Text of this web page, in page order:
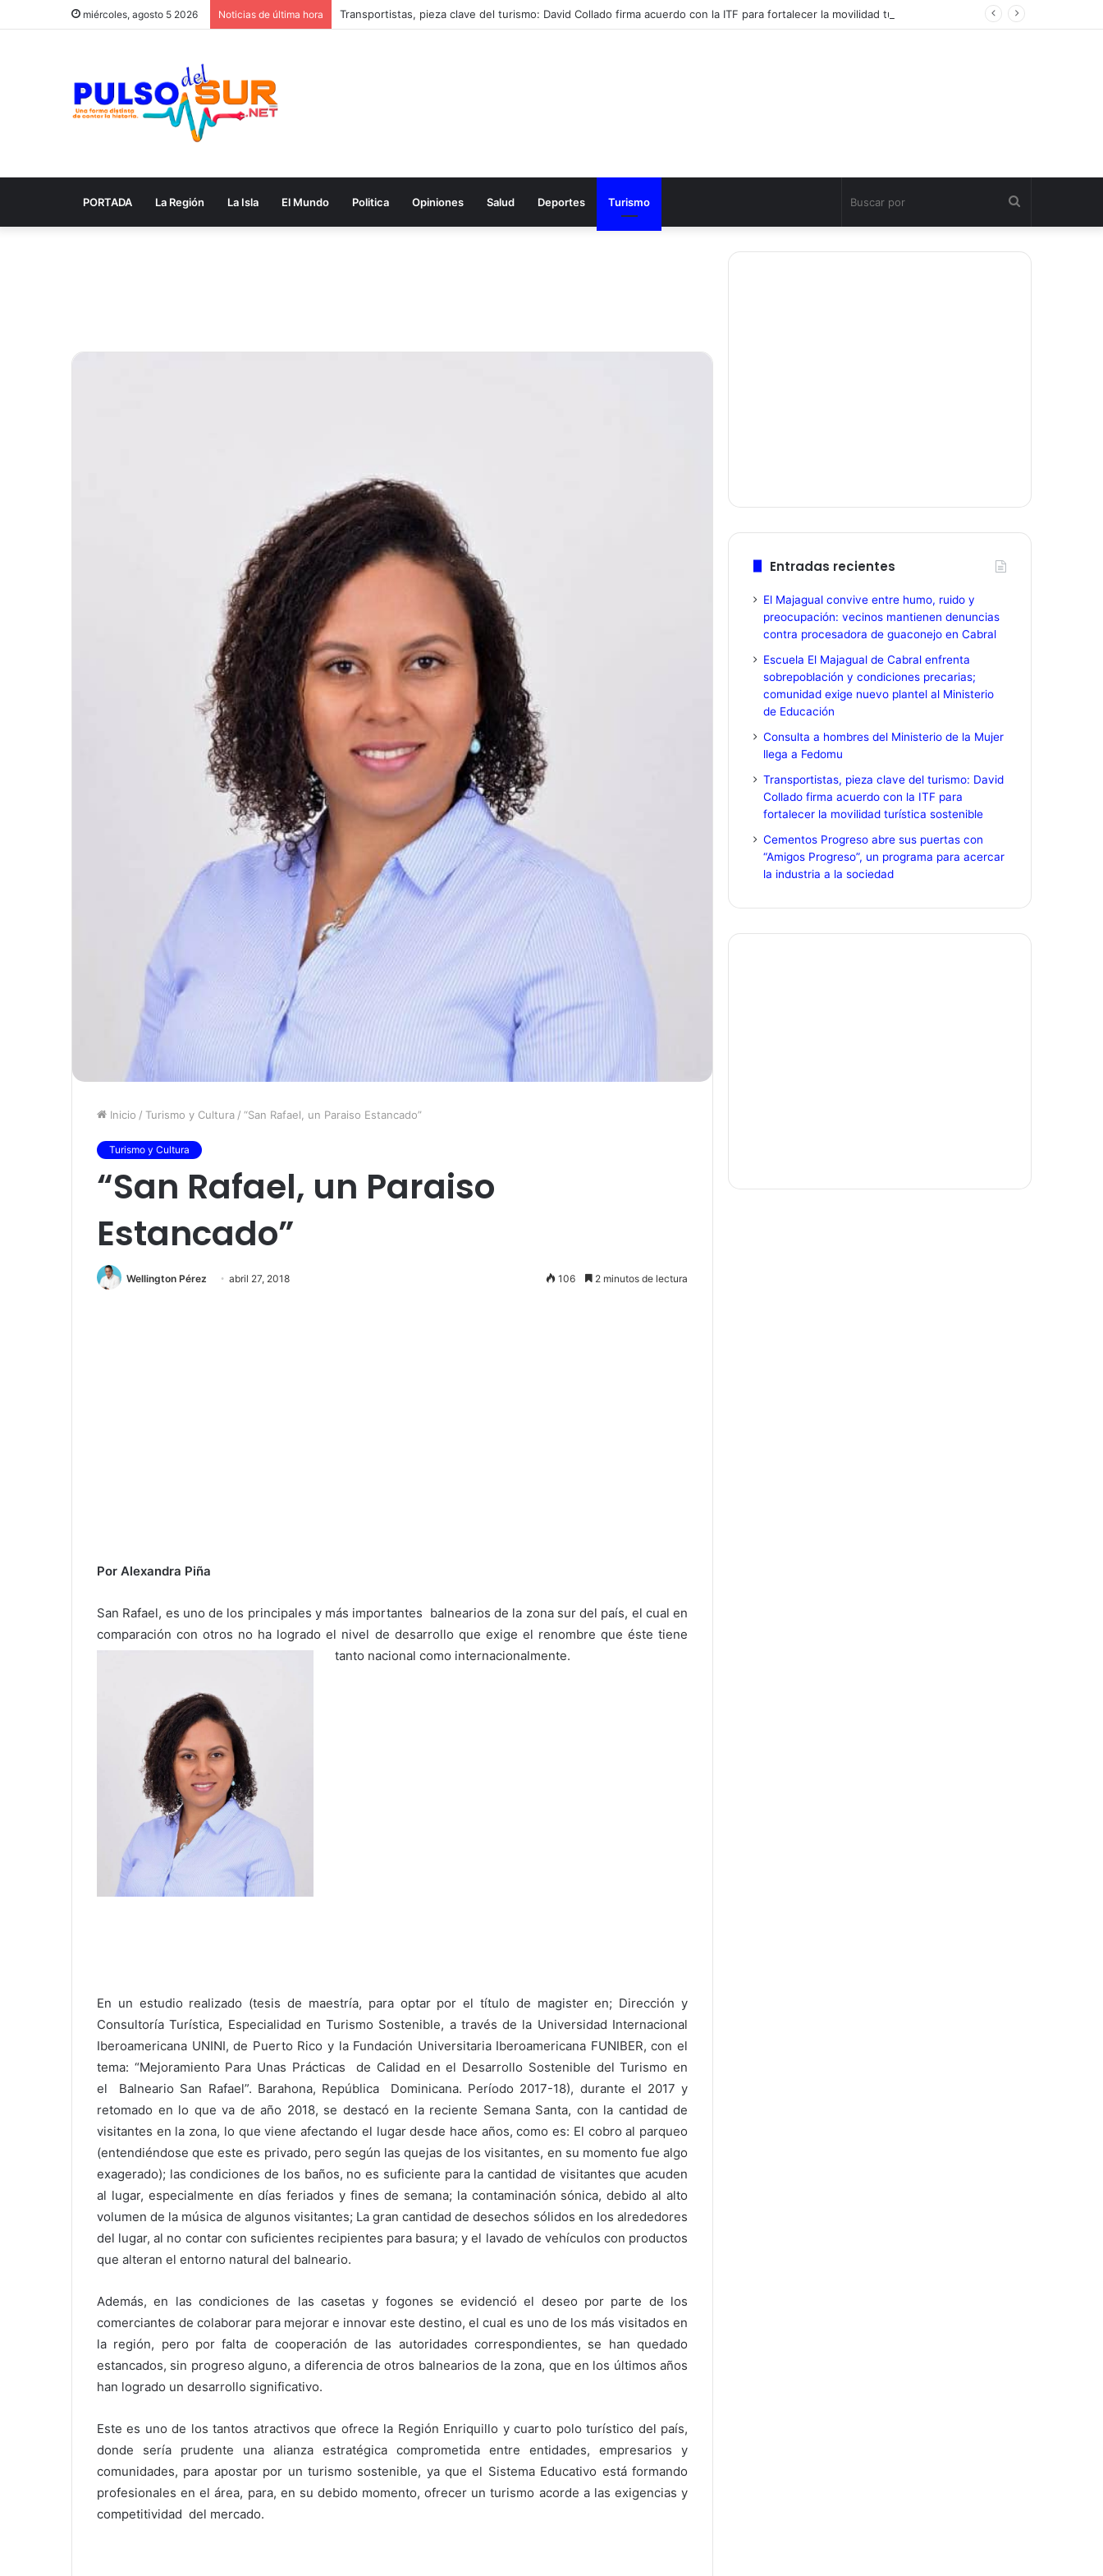
miércoles, agosto 5 2026 Noticias de última hora
PORTADA La Región La Isla El Mundo Politica Opiniones Salud Deportes Turismo
por
Inicio / Turismo y Cultura / “San Rafael, un Paraiso Estancado”
Turismo y Cultura
“San Rafael, un Paraiso
Estancado”
Wellington Pérez abril 27, 2018 106 2 minutos de lectura
Por Alexandra Piña
San Rafael, es uno de los principales y más importantes balnearios de la zona sur del país, el cual en
comparación con otros no ha logrado el nivel de desarrollo que exige el renombre que éste tiene
tanto nacional como internacionalmente.
En un estudio realizado (tesis de maestría, para optar por el título de magister en; Dirección y
Consultoría Turística, Especialidad en Turismo Sostenible, a través de la Universidad Internacional
Iberoamericana UNINI, de Puerto Rico y la Fundación Universitaria Iberoamericana FUNIBER, con el
tema: “Mejoramiento Para Unas Prácticas de Calidad en el Desarrollo Sostenible del Turismo en
el Balneario San Rafael”. Barahona, República Dominicana. Período 2017-18), durante el 2017 y
retomado en lo que va de año 2018, se destacó en la reciente Semana Santa, con la cantidad de
visitantes en la zona, lo que viene afectando el lugar desde hace años, como es: El cobro al parqueo
(entendiéndose que este es privado, pero según las quejas de los visitantes, en su momento fue algo
exagerado); las condiciones de los baños, no es suficiente para la cantidad de visitantes que acuden
al lugar, especialmente en días feriados y fines de semana; la contaminación sónica, debido al alto
volumen de la música de algunos visitantes; La gran cantidad de desechos sólidos en los alrededores
del lugar, al no contar con suficientes recipientes para basura; y el lavado de vehículos con productos
que alteran el entorno natural del balneario.
Además, en las condiciones de las casetas y fogones se evidenció el deseo por parte de los
comerciantes de colaborar para mejorar e innovar este destino, el cual es uno de los más visitados en
la región, pero por falta de cooperación de las autoridades correspondientes, se han quedado
estancados, sin progreso alguno, a diferencia de otros balnearios de la zona, que en los últimos años
han logrado un desarrollo significativo.
Este es uno de los tantos atractivos que ofrece la Región Enriquillo y cuarto polo turístico del país,
donde sería prudente una alianza estratégica comprometida entre entidades, empresarios y
comunidades, para apostar por un turismo sostenible, ya que el Sistema Educativo está formando
profesionales en el área, para, en su debido momento, ofrecer un turismo acorde a las exigencias y
competitividad del mercado.
Entradas recientes
El Majagual convive entre humo, ruido y
preocupación: vecinos mantienen denuncias
contra procesadora de guaconejo en Cabral
Escuela El Majagual de Cabral enfrenta
sobrepoblación y condiciones precarias;
comunidad exige nuevo plantel al Ministerio
de Educación
Consulta a hombres del Ministerio de la Mujer
llega a Fedomu
Transportistas, pieza clave del turismo: David
Collado firma acuerdo con la ITF para
fortalecer la movilidad turística sostenible
Cementos Progreso abre sus puertas con
“Amigos Progreso”, un programa para acercar
la industria a la sociedad